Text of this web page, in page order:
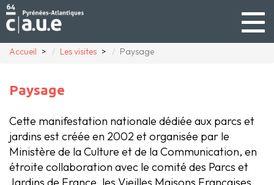
Accueil
Les visites Paysage
Paysage
Cette manifestation nationale dédiée aux parcs et
jardins est créée en 2002 et organisée par le
Ministère de la Culture et de la Communication, en
étroite collaboration avec le comité des Parcs et